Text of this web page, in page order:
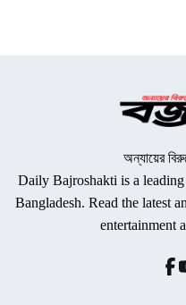
অন্যায়ের
Daily Bajroshakti is a
Bangladesh. Read the latest
entertainment